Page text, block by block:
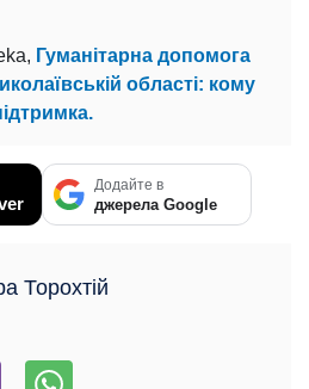
Гуманітарна допомога
області: кому
Додайте в
джерела Google
Торохтій